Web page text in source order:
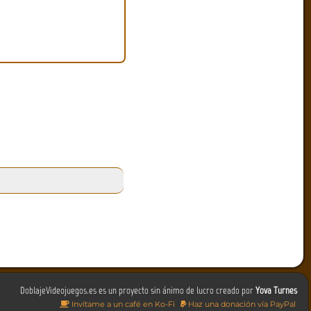
DoblajeVideojuegos.es es un proyecto sin ánimo de lucro creado porYova Turnes
Invítame a un café en Ko-Fi Haz una donación vía PayPal